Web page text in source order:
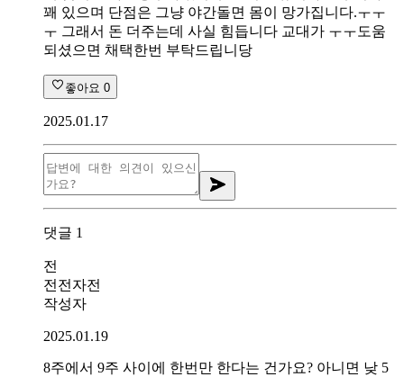
꽤 있으며 단점은 그냥 야간돌면 몸이 망가집니다.ㅜㅜ
ㅜ 그래서 돈 더주는데 사실 힘듭니다 교대가 ㅜㅜ도움
되셨으면 채택한번 부탁드립니당
좋아요 0
2025.01.17
댓글 1
전
전전자전
작성자
2025.01.19
8주에서 9주 사이에 한번만 한다는 건가요? 아니면 낮 5